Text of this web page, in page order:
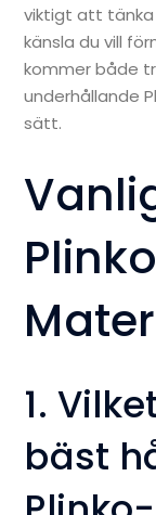
viktigt att tänka
känsla du vill
kommer både
underhållande
sätt.
1.
bäst